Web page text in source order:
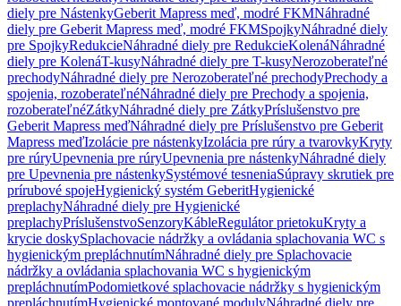
diely pre NástenkyGeberit Mapress meď, modré FKMNáhradné
diely pre Geberit Mapress meď, modré FKMSpojkyNáhradné diely
pre SpojkyRedukcieNáhradné diely pre RedukcieKolenáNáhradné
diely pre KolenáT-kusyNáhradné diely pre T-kusyNerozoberateľné
prechodyNáhradné diely pre Nerozoberateľné prechodyPrechody a
spojenia, rozoberateľnéNáhradné diely pre Prechody a spojenia,
rozoberateľnéZátkyNáhradné diely pre ZátkyPríslušenstvo pre
Geberit Mapress meďNáhradné diely pre Príslušenstvo pre Geberit
Mapress meďIzolácie pre nástenkyIzolácia pre rúry a tvarovkyKryty
pre rúryUpevnenia pre rúryUpevnenia pre nástenkyNáhradné diely
pre Upevnenia pre nástenkySystémové tesneniaSúpravy skrutiek pre
prírubové spojeHygienický systém GeberitHygienické
preplachyNáhradné diely pre Hygienické
preplachyPríslušenstvoSenzoryKábleRegulátor prietokuKryty a
krycie doskySplachovacie nádržky a ovládania splachovania WC s
hygienickým prepláchnutímNáhradné diely pre Splachovacie
nádržky a ovládania splachovania WC s hygienickým
prepláchnutímPodomietkové splachovacie nádržky s hygienickým
prepláchnutímHygienické montované modulyNáhradné diely pre